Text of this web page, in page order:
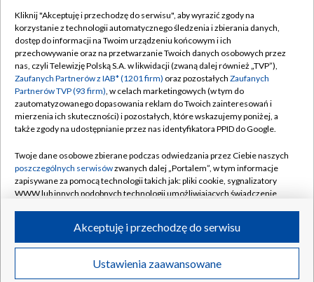
TVP
Abonament TVP
Emisja w TVP
Centrum informacji TVP
Naziemna Telewizja Cyfrowa
Rada Programowa
System NOS
Informacje o nadawcy
Program dla prasy
Ogłoszenie przetargowe
Regulamin TVP
Polityka prywatności
Moje zgody
Pomoc
Kontakt
Kanały
©2026 Telewizja Polska S.A. w likwidacji
Kliknij "Akceptuję i przechodzę do serwisu", aby wyrazić zgody na
korzystanie z technologii automatycznego śledzenia i zbierania danych,
dostęp do informacji na Twoim urządzeniu końcowym i ich
przechowywanie oraz na przetwarzanie Twoich danych osobowych przez
nas, czyli Telewizję Polską S.A. w likwidacji (zwaną dalej również „TVP”),
Zaufanych Partnerów z IAB* (1201 firm) oraz pozostałych Zaufanych
Partnerów TVP (93 firm), w celach marketingowych (w tym do
zautomatyzowanego dopasowania reklam do Twoich zainteresowań i
mierzenia ich skuteczności) i pozostałych, które wskazujemy poniżej, a
także zgody na udostępnianie przez nas identyfikatora PPID do Google.
Twoje dane osobowe zbierane podczas odwiedzania przez Ciebie naszych
poszczególnych serwisówzwanych dalej „Portalem”, w tym informacje
zapisywane za pomocą technologii takich jak: pliki cookie, sygnalizatory
WWW lub innych podobnych technologii umożliwiających świadczenie
ruchu w Internecie.
Twoje dane osobowe zbierane podczas odwiedzania przez Ciebie
poszczególnych serwisówna Portalu, takie jak adresy IP, identyfikatory
Ustawienia zaawansowane
Akceptuję i przechodzę do serwisu